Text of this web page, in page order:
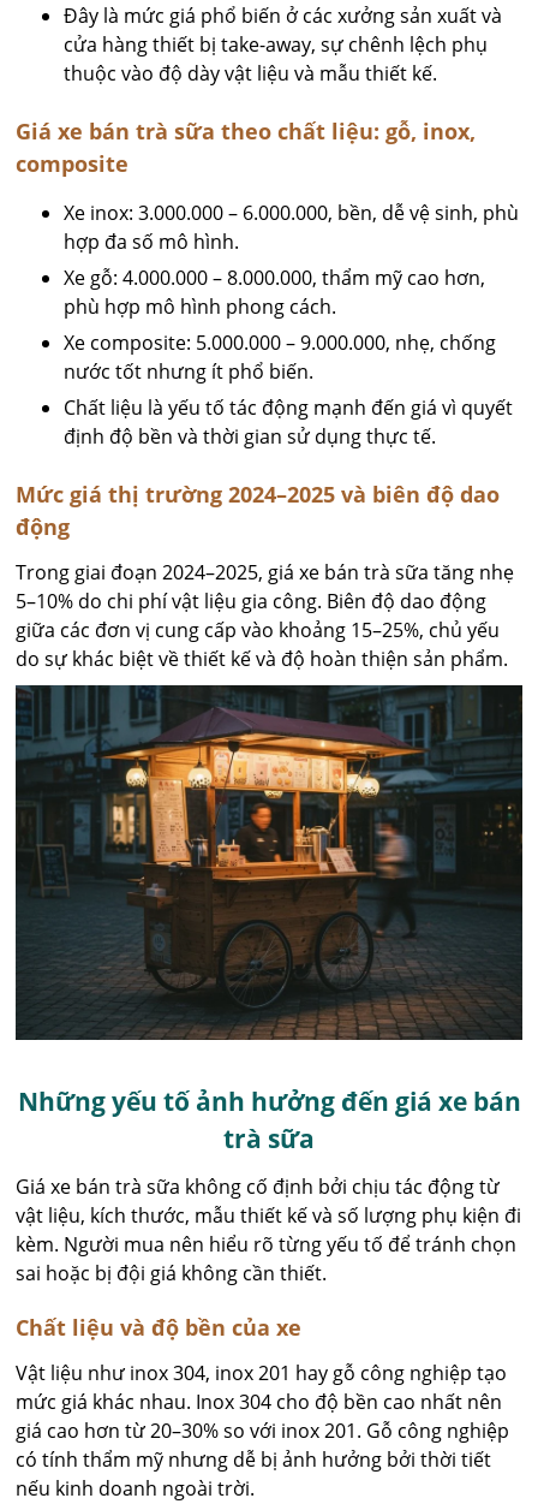
Đây là mức giá phổ biến ở các xưởng sản xuất và
cửa hàng thiết bị take-away, sự chênh lệch phụ
thuộc vào độ dày vật liệu và mẫu thiết kế.
Giá xe bán trà sữa theo chất liệu: gỗ, inox,
composite
Xe inox: 3.000.000 – 6.000.000, bền, dễ vệ sinh, phù
hợp đa số mô hình.
Xe gỗ: 4.000.000 – 8.000.000, thẩm mỹ cao hơn,
phù hợp mô hình phong cách.
Xe composite: 5.000.000 – 9.000.000, nhẹ, chống
nước tốt nhưng ít phổ biến.
Chất liệu là yếu tố tác động mạnh đến giá vì quyết
định độ bền và thời gian sử dụng thực tế.
Mức giá thị trường 2024–2025 và biên độ dao
động
Trong giai đoạn 2024–2025, giá xe bán trà sữa tăng nhẹ
5–10% do chi phí vật liệu gia công. Biên độ dao động
giữa các đơn vị cung cấp vào khoảng 15–25%, chủ yếu
do sự khác biệt về thiết kế và độ hoàn thiện sản phẩm.
Những yếu tố ảnh hưởng đến giá xe bán
trà sữa
Giá xe bán trà sữa không cố định bởi chịu tác động từ
vật liệu, kích thước, mẫu thiết kế và số lượng phụ kiện đi
kèm. Người mua nên hiểu rõ từng yếu tố để tránh chọn
sai hoặc bị đội giá không cần thiết.
Chất liệu và độ bền của xe
Vật liệu như inox 304, inox 201 hay gỗ công nghiệp tạo
mức giá khác nhau. Inox 304 cho độ bền cao nhất nên
giá cao hơn từ 20–30% so với inox 201. Gỗ công nghiệp
có tính thẩm mỹ nhưng dễ bị ảnh hưởng bởi thời tiết
nếu kinh doanh ngoài trời.